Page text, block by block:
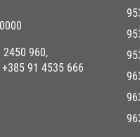
2450 960,
+385 91 4535 666